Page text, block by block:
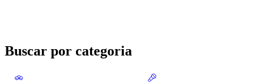
Buscar por categoria